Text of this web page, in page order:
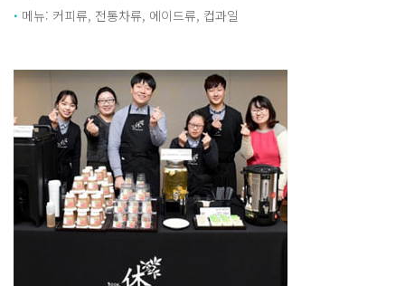
· 메뉴: 커피류, 전통차류, 에이드류, 컵과일